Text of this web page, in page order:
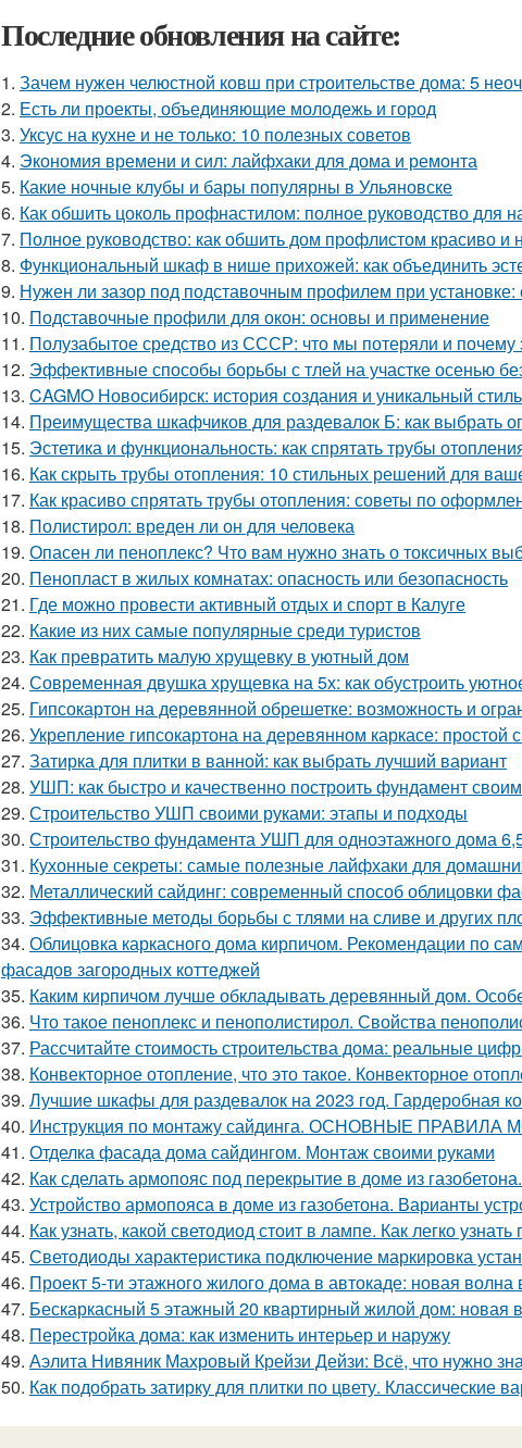
Последние обновления на сайте:
1. Зачем нужен челюстной ковш при строительстве дома: 5
2. Есть ли проекты, объединяющие молодежь и город
3. Уксус на кухне и не только: 10 полезных советов
4. Экономия времени и сил: лайфхаки для дома и ремонта
5. Какие ночные клубы и бары популярны в Ульяновске
6. Как обшить цоколь профнастилом: полное руководство для
7. Полное руководство: как обшить дом профлистом красиво и
8. Функциональный шкаф в нише прихожей: как объединить
9. Нужен ли зазор под подставочным профилем при установке:
10. Подставочные профили для окон: основы и применение
11. Полузабытое средство из СССР: что мы потеряли и почему
12. Эффективные способы борьбы с тлей на участке осенью
13. CAGMO Новосибирск: история создания и уникальный
14. Преимущества шкафчиков для раздевалок Б: как выбрать
15. Эстетика и функциональность: как спрятать трубы
16. Как скрыть трубы отопления: 10 стильных решений для
17. Как красиво спрятать трубы отопления: советы по
18. Полистирол: вреден ли он для человека
19. Опасен ли пеноплекс? Что вам нужно знать о токсичных
20. Пенопласт в жилых комнатах: опасность или безопасность
21. Где можно провести активный отдых и спорт в Калуге
22. Какие из них самые популярные среди туристов
23. Как превратить малую хрущевку в уютный дом
24. Современная двушка хрущевка на 5х: как обустроить
25. Гипсокартон на деревянной обрешетке: возможность и
26. Укрепление гипсокартона на деревянном каркасе: простой
27. Затирка для плитки в ванной: как выбрать лучший вариант
28. УШП: как быстро и качественно построить фундамент
29. Строительство УШП своими руками: этапы и подходы
30. Строительство фундамента УШП для одноэтажного дома
31. Кухонные секреты: самые полезные лайфхаки для
32. Металлический сайдинг: современный способ облицовки
33. Эффективные методы борьбы с тлями на сливе и других
34. Облицовка каркасного дома кирпичом. Рекомендации по
фасадов загородных коттеджей
35. Каким кирпичом лучше обкладывать деревянный дом.
36. Что такое пеноплекс и пенополистирол. Свойства
37. Рассчитайте стоимость строительства дома: реальные
38. Конвекторное отопление, что это такое. Конвекторное
39. Лучшие шкафы для раздевалок на 2023 год. Гардеробная
40. Инструкция по монтажу сайдинга. ОСНОВНЫЕ
41. Отделка фасада дома сайдингом. Монтаж своими руками
42. Как сделать армопояс под перекрытие в доме из
43. Устройство армопояса в доме из газобетона. Варианты
44. Как узнать, какой светодиод стоит в лампе. Как легко
45. Светодиоды характеристика подключение маркировка
46. Проект 5-ти этажного жилого дома в автокаде: новая
47. Бескаркасный 5 этажный 20 квартирный жилой дом: новая
48. Перестройка дома: как изменить интерьер и наружу
49. Аэлита Нивяник Махровый Крейзи Дейзи: Всё, что нужно
50. Как подобрать затирку для плитки по цвету. Классические